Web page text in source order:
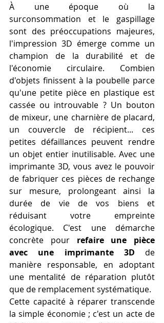
À une époque où la
surconsommation et le gaspillage
sont des préoccupations majeures,
l'impression 3D émerge comme un
champion de la durabilité et de
l'économie circulaire. Combien
d'objets finissent à la poubelle parce
qu'une petite pièce en plastique est
cassée ou introuvable ? Un bouton
de mixeur, une charnière de placard,
un couvercle de récipient... ces
petites défaillances peuvent rendre
un objet entier inutilisable. Avec une
imprimante 3D, vous avez le pouvoir
de fabriquer ces pièces de rechange
sur mesure, prolongeant ainsi la
durée de vie de vos biens et
réduisant votre empreinte
écologique. C'est une démarche
concrète pour refaire une pièce
avec une imprimante 3D de
manière responsable, en adoptant
une mentalité de réparation plutôt
que de remplacement systématique.
Cette capacité à réparer transcende
la simple économie ; c'est un acte de